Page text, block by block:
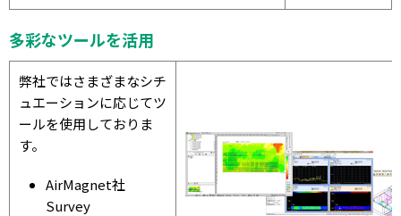
多彩なツールを活用
弊社ではさまざまなシチ
ュエーションに応じてツ
ールを使用しておりま
す。
AirMagnet社
Survey